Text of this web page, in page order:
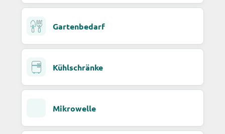
Gartenbedarf
Kühlschränke
Mikrowelle